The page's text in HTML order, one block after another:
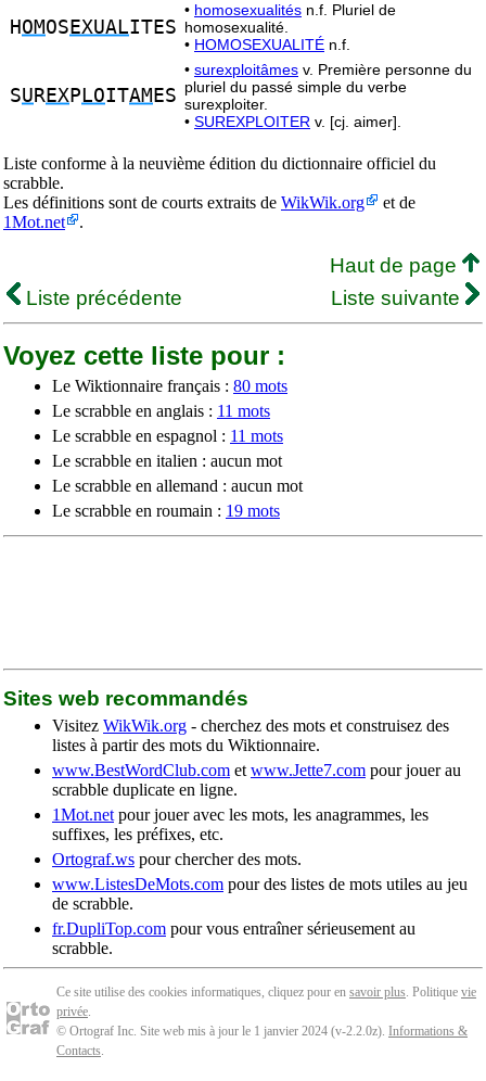
H OMOS EXUALITES
• homosexualités n.f. Pluriel de
homosexualité.
• HOMOSEXUALITÉ n.f.
SU REXP LOITAM ES
• surexploitâmes v. Première personne du
pluriel du passé simple du verbe
surexploiter.
• SUREXPLOITER v. [cj. aimer].
Liste conforme à la neuvième édition du dictionnaire officiel du
scrabble.
Les définitions sont de courts extraits de WikWik.org
et de
1Mot.net
.
Haut de page
Liste précédente
Liste suivante
Voyez cette liste pour :
Le Wiktionnaire français : 80 mots
Le scrabble en anglais : 11 mots
Le scrabble en espagnol : 11 mots
Le scrabble en italien : aucun mot
Le scrabble en allemand : aucun mot
Le scrabble en roumain : 19 mots
Sites web recommandés
Visitez WikWik.org - cherchez des mots et construisez des
listes à partir des mots du Wiktionnaire.
www.BestWordClub.com et www.Jette7.com pour jouer au
scrabble duplicate en ligne.
1Mot.net pour jouer avec les mots, les anagrammes, les
suffixes, les préfixes, etc.
Ortograf.ws pour chercher des mots.
www.ListesDeMots.com pour des listes de mots utiles au jeu
de scrabble.
fr.DupliTop.com pour vous entraîner sérieusement au
scrabble.
Ce site utilise des cookies informatiques, cliquez pour en savoir plus. Politique vie
privée.
© Ortograf Inc. Site web mis à jour le 1 janvier 2024 (v-2.2.0z). Informations &
Contacts.